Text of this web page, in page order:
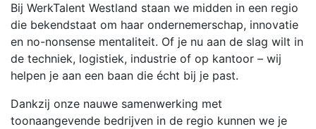
Bij WerkTalent Westland staan we midden in een regio
die bekendstaat om haar ondernemerschap, innovatie
en no-nonsense mentaliteit. Of je nu aan de slag wilt in
de techniek, logistiek, industrie of op kantoor – wij
helpen je aan een baan die écht bij je past.
Dankzij onze nauwe samenwerking met
toonaangevende bedrijven in de regio kunnen we je